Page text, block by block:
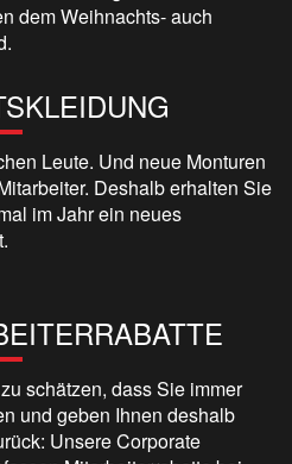
dem Weihnachts- auch
Leute. Und neue Monturen
Deshalb erhalten Sie
im Jahr ein neues
schätzen, dass Sie immer
und geben Ihnen deshalb
Unsere Corporate